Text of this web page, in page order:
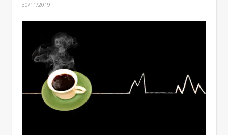
30/11/2019